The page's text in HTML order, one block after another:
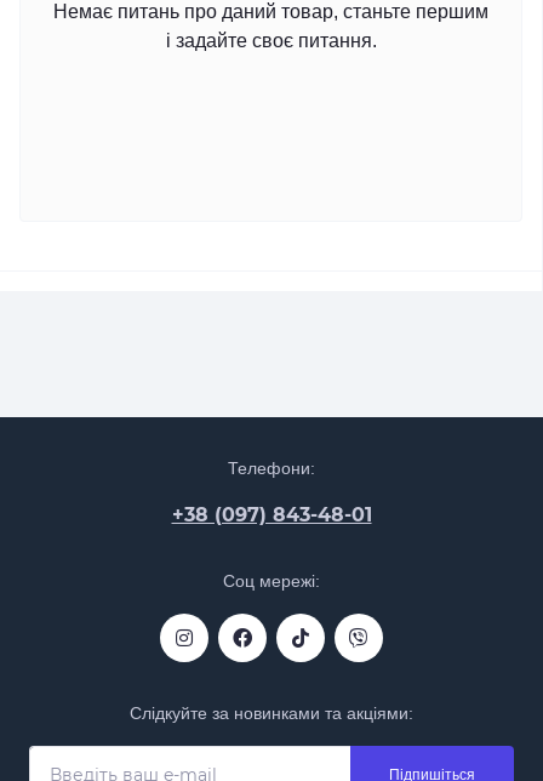
Немає питань про даний товар, станьте першим
і задайте своє питання.
Телефони:
+38 (097) 843-48-01
Соц мережі:
Слідкуйте за новинками та акціями:
Підпишіться